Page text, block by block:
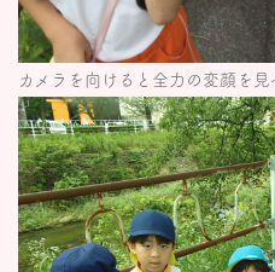
カメラを向けると全力の変顔を